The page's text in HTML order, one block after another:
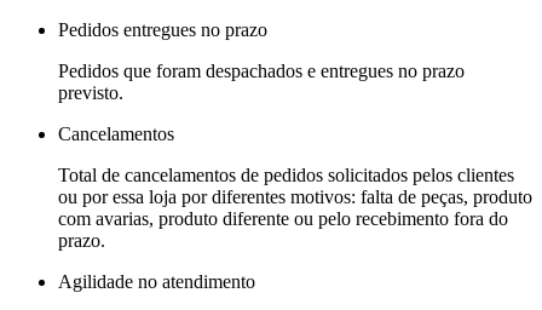
Pedidos entregues no prazo
Pedidos que foram despachados e entregues no prazo
previsto.
Cancelamentos
Total de cancelamentos de pedidos solicitados pelos clientes
ou por essa loja por diferentes motivos: falta de peças, produto
com avarias, produto diferente ou pelo recebimento fora do
prazo.
Agilidade no atendimento